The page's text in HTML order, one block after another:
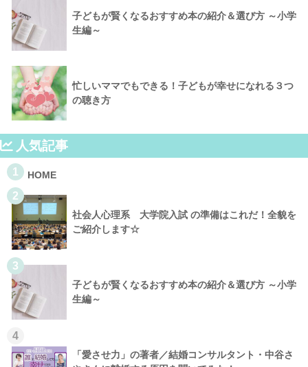
子どもが賢くなるおすすめ本の紹介＆選び方 ～小学
生編～
忙しいママでもできる！子どもが幸せになれる３つ
の聴き方
人気記事
1 HOME
2
社会人心理系 大学院入試 の準備はこれだ！全貌を
ご紹介します☆
3
子どもが賢くなるおすすめ本の紹介＆選び方 ～小学
生編～
4
「愛させ力」の著者／結婚コンサルタント・中谷さ